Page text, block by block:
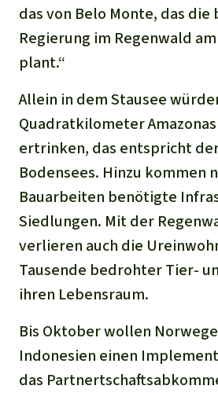
das von Belo Monte, das die
Regierung im Regenwald
plant.“
Allein in dem Stausee
Quadratkilometer
ertrinken, das entspricht
Bodensees. Hinzu kommen
Bauarbeiten benötigte
Siedlungen. Mit der
verlieren auch die
Tausende bedrohter Tier-
ihren Lebensraum.
Bis Oktober wollen
Indonesien einen
das